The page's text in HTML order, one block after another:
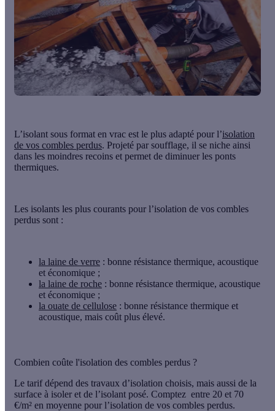
L’isolant sous format en vrac est le plus adapté pour l’isolation
de vos combles perdus. Projeté par soufflage, il se niche ainsi
dans les moindres recoins et permet de diminuer les ponts
thermiques.
Les isolants les plus courants pour l’isolation de vos combles
perdus sont :
la laine de verre : bonne résistance thermique, acoustique
et économique ;
la laine de roche : bonne résistance thermique, acoustique
et économique ;
la ouate de cellulose : bonne résistance thermique et
acoustique, mais coût plus élevé.
Combien coûte l'isolation des combles perdus ?
Le tarif dépend des travaux d’isolation choisis, mais aussi de la
surface à isoler et de l’isolant posé. Comptez entre 20 et 70
€/m² en moyenne pour l’isolation de vos combles perdus.